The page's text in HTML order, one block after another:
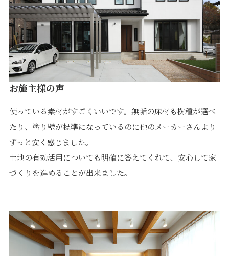
お知らせ
土地情報
コラム
スタッフブログ
吉田のブログ
Q&A
会社概要
企業理念・トップメッ
セージ
スタッフ紹介
Other
リフォーム
採用情報
オーダー家具
Contact
来場予約
カタログ請求
プライバシーポリシー ｜ サイトマップ｜トップページ
©speaks-test.
お施主様の声
使っている素材がすごくいいです。無垢の床材も樹種が選べ
たり、塗り壁が標準になっているのに他のメーカーさんより
ずっと安く感じました。
土地の有効活用についても明確に答えてくれて、安心して家
づくりを進めることが出来ました。